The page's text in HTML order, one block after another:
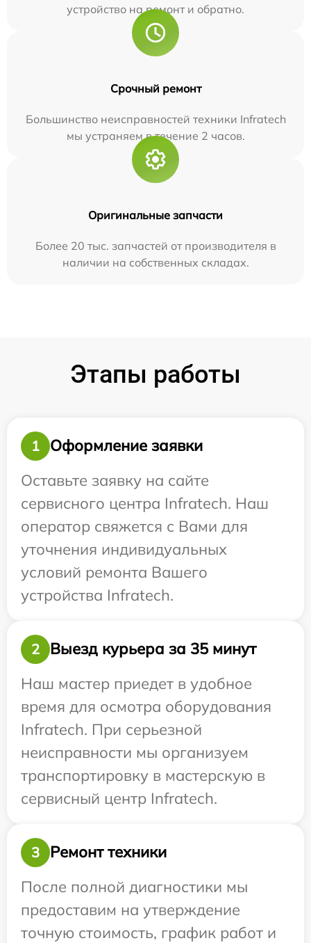
устройство на ремонт и обратно.
Срочный ремонт
Большинство неисправностей техники Infratech
мы устраняем в течение 2 часов.
Оригинальные запчасти
Более 20 тыс. запчастей от производителя в
наличии на собственных складах.
Этапы работы
1
Оформление заявки
Оставьте заявку на сайте
сервисного центра Infratech. Наш
оператор свяжется с Вами для
уточнения индивидуальных
условий ремонта Вашего
устройства Infratech.
2
Выезд курьера за 35 минут
Наш мастер приедет в удобное
время для осмотра оборудования
Infratech. При серьезной
неисправности мы организуем
транспортировку в мастерскую в
сервисный центр Infratech.
3
Ремонт техники
После полной диагностики мы
предоставим на утверждение
точную стоимость, график работ и